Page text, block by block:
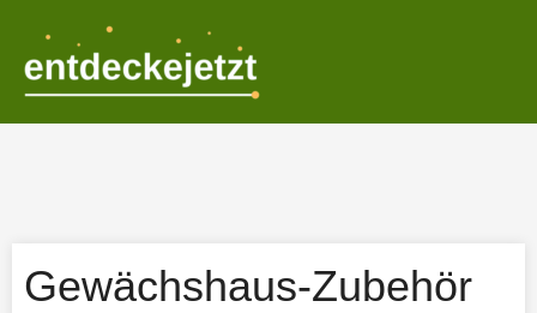
springen
Gewächshaus-Zubehör